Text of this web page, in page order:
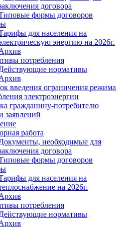
договора
формы договоров
для населения на
энергию на 2026г.
потребления
нормативы
введения ограничения режима
электроэнергии
гражданину-потребителю
заявлений
работа
необходимые для
договора
формы договоров
для населения на
на 2026г.
потребления
нормативы